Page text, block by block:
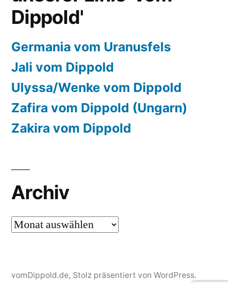
Dippold'
Germania vom Uranusfels
Jali vom Dippold
Ulyssa/Wenke vom Dippold
Zafira vom Dippold (Ungarn)
Zakira vom Dippold
Archiv
Archiv
vomDippold.de, Stolz präsentiert von WordPress.